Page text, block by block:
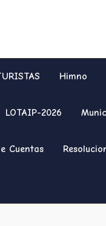
Himno
LOTAIP-2026
Cuentas